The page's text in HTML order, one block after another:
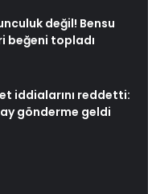
değil! Bensu
beğeni topladı
iddialarını reddetti:
gönderme geldi